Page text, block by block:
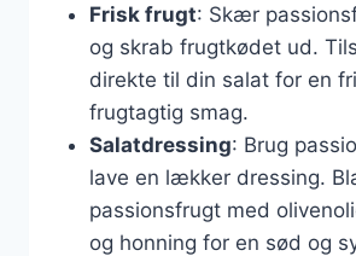
Frisk frugt: Skær
og skrab frugtkødet ud.
direkte til din salat for en
frugtagtig smag.
Salatdressing: Brug
lave en lækker dressing.
passionsfrugt med
og honning for en sød og